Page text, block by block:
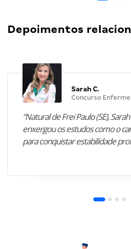
Depoimentos
Sarah C.
Concurso
“Natural de Frei Paulo (SE),
enxergou os estudos como o
para conquistar estabilidade